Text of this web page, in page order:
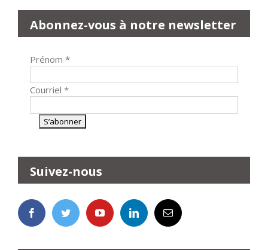
Abonnez-vous à notre newsletter
Prénom *
Courriel *
Suivez-nous